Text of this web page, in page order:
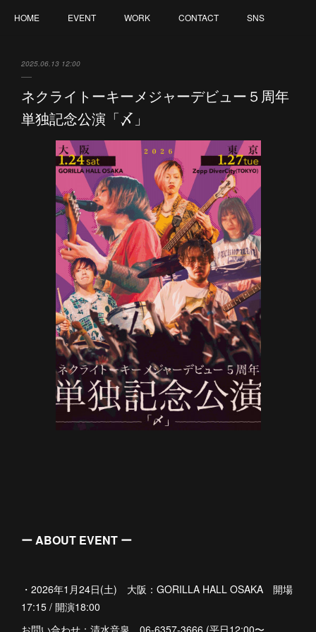
HOME EVENT WORK CONTACT SNS
2025.06.13 12:00
ネクライトーキーメジャーデビュー５周年
単独記念公演「〆」
ー ABOUT EVENT ー
・2026年1月24日(土) 大阪：GORILLA HALL OSAKA 開場
17:15 / 開演18:00
お問い合わせ：清水音泉 06-6357-3666 (平日12:00〜